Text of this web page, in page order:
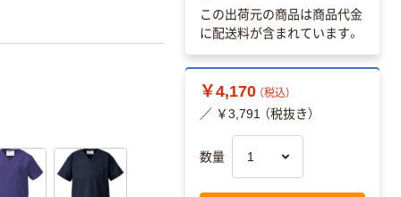
この出荷元の商品は商品代金
に配送料が含まれています。
￥4,170 （税込）
／ ￥3,791 （税抜き）
数量